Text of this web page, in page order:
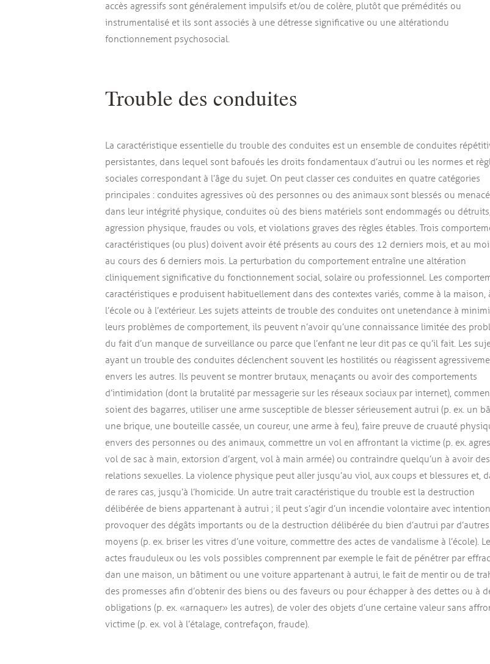
accès agressifs sont généralement impulsifs et/ou de colère, plutôt que prémédités ou
instrumentalisé et ils sont associés à une détresse significative ou une altération du
fonctionnement psychosocial.
Trouble des conduites
La caractéristique essentielle du trouble des conduites est un ensemble de conduites
persistantes, dans lequel sont bafoués les droits fondamentaux d’autrui ou les normes et
sociales correspondant à l’âge du sujet. On peut classer ces conduites en quatre catégories
principales : conduites agressives où des personnes ou des animaux sont blessés ou
dans leur intégrité physique, conduites où des biens matériels sont endommagés ou
agression physique, fraudes ou vols, et violations graves des règles étables. Trois
caractéristiques (ou plus) doivent avoir été présents au cours des 12 derniers mois, et au
au cours des 6 derniers mois. La perturbation du comportement entraîne une altération
cliniquement significative du fonctionnement social, solaire ou professionnel. Les
caractéristiques e produisent habituellement dans des contextes variés, comme à la maison,
l’école ou à l’extérieur. Les sujets atteints de trouble des conduites ont une tendance à
leurs problèmes de comportement, ils peuvent n’avoir qu’une connaissance limitée des
du fait d’un manque de surveillance ou parce que l’enfant ne leur dit pas ce qu’il fait. Les
ayant un trouble des conduites déclenchent souvent les hostilités ou réagissent
envers les autres. Ils peuvent se montrer brutaux, menaçants ou avoir des comportements
d’intimidation (dont la brutalité par messagerie sur les réseaux sociaux par internet),
soient des bagarres, utiliser une arme susceptible de blesser sérieusement autrui (p. ex. un
une brique, une bouteille cassée, un coureur, une arme à feu), faire preuve de cruauté
envers des personnes ou des animaux, commettre un vol en affrontant la victime (p. ex.
vol de sac à main, extorsion d’argent, vol à main armée) ou contraindre quelqu’un à avoir des
relations sexuelles. La violence physique peut aller jusqu’au viol, aux coups et blessures et,
de rares cas, jusqu’à l’homicide. Un autre trait caractéristique du trouble est la destruction
délibérée de biens appartenant à autrui ; il peut s’agir d’un incendie volontaire avec
provoquer des dégâts importants ou de la destruction délibérée du bien d’autrui par d’autres
moyens (p. ex. briser les vitres d’une voiture, commettre des actes de vandalisme à l’école).
actes frauduleux ou les vols possibles comprennent par exemple le fait de pénétrer par
dan une maison, un bâtiment ou une voiture appartenant à autrui, le fait de mentir ou de
des promesses afin d’obtenir des biens ou des faveurs ou pour échapper à des dettes ou à
obligations (p. ex. « arnaquer » les autres), de voler des objets d’une certaine valeur sans
victime (p. ex. vol à l’étalage, contrefaçon, fraude).